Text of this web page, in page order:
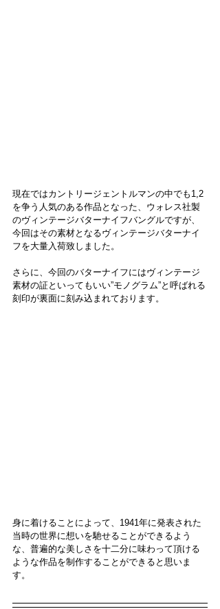
現在ではカントリージェントルマンの中でも1,2
を争う人気のある作品となった、ウォレス社製
のヴィンテージバターナイフバングルですが、
今回はその素材となるヴィンテージバターナイ
フを大量入荷致しました。
さらに、今回のバターナイフにはヴィンテージ
素材の証といってもいい”モノグラム”と呼ばれる
刻印が裏面に刻み込まれております。
身に着けることによって、1941年に発表された
当時の世界に想いを馳せることができるよう
な、普遍的な美しさを十二分に味わって頂ける
ような作品を制作することができると思いま
す。